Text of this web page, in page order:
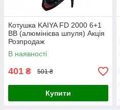
Котушка KAIYA FD 2000 6+1
BB (алюмінієва шпуля) Акція
Розпродаж
В наявності
401 ₴ 501 ₴
Купити